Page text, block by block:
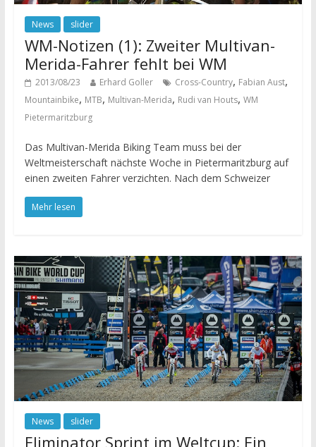
News slider
WM-Notizen (1): Zweiter Multivan-
Merida-Fahrer fehlt bei WM
2013/08/23 Erhard Goller Cross-Country, Fabian Aust,
Mountainbike, MTB, Multivan-Merida, Rudi van Houts, WM
Pietermaritzburg
Das Multivan-Merida Biking Team muss bei der
Weltmeisterschaft nächste Woche in Pietermaritzburg auf
einen zweiten Fahrer verzichten. Nach dem Schweizer
Mehr lesen
News slider
Eliminator Sprint im Weltcup: Ein